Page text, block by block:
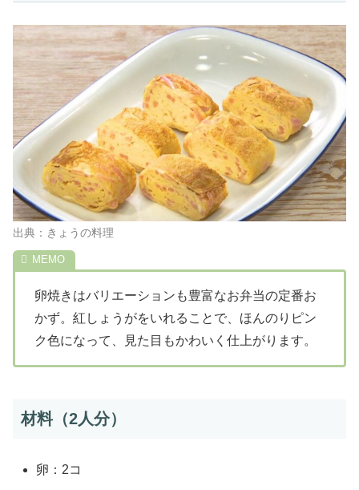
出典：きょうの料理
卵焼きはバリエーションも豊富なお弁当の定番お
かず。紅しょうがをいれることで、ほんのりピン
ク色になって、見た目もかわいく仕上がります。
材料（2人分）
卵：2コ